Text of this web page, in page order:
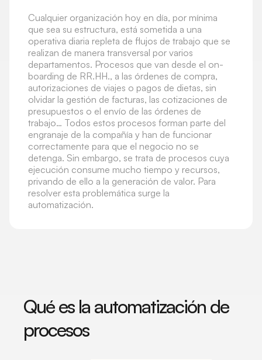
Cualquier organización hoy en día, por mínima
que sea su estructura, está sometida a una
operativa diaria repleta de flujos de trabajo que se
realizan de manera transversal por varios
departamentos. Procesos que van desde el on-
boarding de RR.HH., a las órdenes de compra,
autorizaciones de viajes o pagos de dietas, sin
olvidar la gestión de facturas, las cotizaciones de
presupuestos o el envío de las órdenes de
trabajo… Todos estos procesos forman parte del
engranaje de la compañía y han de funcionar
correctamente para que el negocio no se
detenga. Sin embargo, se trata de procesos cuya
ejecución consume mucho tiempo y recursos,
privando de ello a la generación de valor. Para
resolver esta problemática surge la
automatización.
Qué es la automatización de
procesos